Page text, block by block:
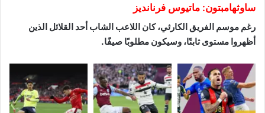
ساوثهامبتون: ماتيوس فرنانديز
رغم موسم الفريق الكارثي، كان اللاعب الشاب أحد القلائل الذين
أظهروا مستوى ثابتًا، وسيكون مطلوبًا صيفًا.